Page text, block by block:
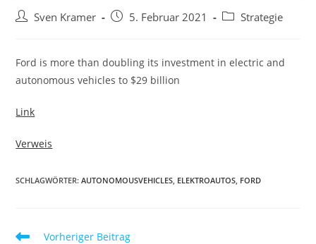
Sven Kramer 5. Februar 2021 Strategie
Ford is more than doubling its investment in electric and
autonomous vehicles to $29 billion
Link
Verweis
SCHLAGWÖRTER:AUTONOMOUSVEHICLES, ELEKTROAUTOS, FORD
Vorheriger Beitrag